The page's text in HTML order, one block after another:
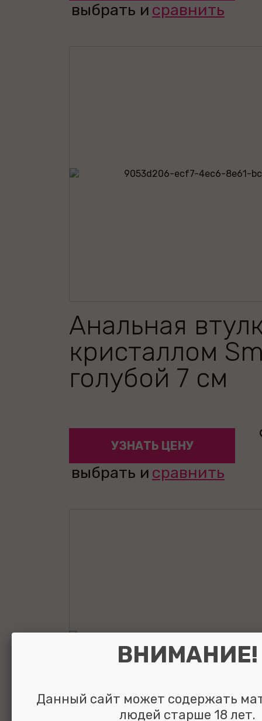
выбрать и сравнить
Анальная
кристаллом
голубой 7 см
УЗНАТЬ ЦЕНУ
выбрать и сравнить
ВНИМАНИЕ!
Данный сайт может содержать
людей старше 18 лет.